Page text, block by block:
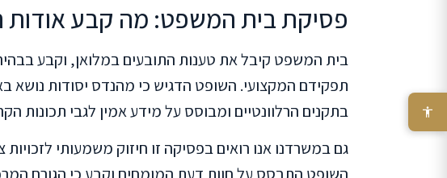
פסיקת בית המשפט: מה קבע אודות
בית המשפט קיבל את טענות התובעים במלואן, וקבע
תפקידם המקצועי. השופט הדגיש כי מהנדס יסודות נושא
בתקנים הרלוונטיים ומבוסס על מידע אמין לגבי תכונות
גם במשרדנו אנו רואים בפסיקה זו חיזוק משמעותי